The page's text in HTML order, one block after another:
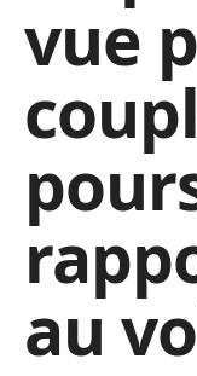
vue
au